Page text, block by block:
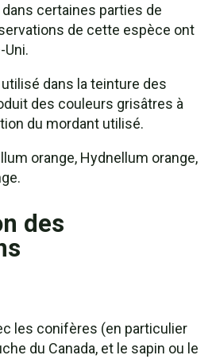
certaines parties de
de cette espèce ont
Uni.
dans la teinture des
des couleurs grisâtres à
du mordant utilisé.
orange, Hydnellum orange,
des
les conifères (en particulier
du Canada, et le sapin ou le